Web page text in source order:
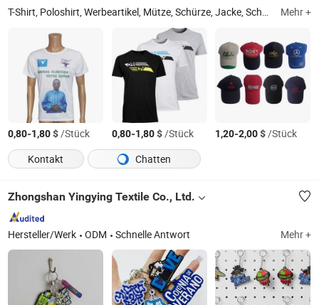
T-Shirt, Poloshirt, Werbeartikel, Mütze, Schürze, Jacke, Schal, Trägershirt, Handtuch, Hut Mehr +
0,80-1,80$/Stück 0,80-1,80$/Stück 1,20-2,00$/Stück
Kontakt
Chatten
Zhongshan Yingying Textile Co., Ltd.
Hersteller/Werk ODM Schnelle Antwort Mehr +